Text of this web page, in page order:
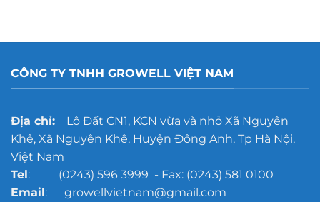
CÔNG TY TNHH GROWELL VIỆT NAM
Địa chỉ:Lô Đất CN1, KCN vừa và nhỏ Xã Nguyên
Khê, Xã Nguyên Khê, Huyện Đông Anh, Tp Hà Nội,
Việt Nam
Tel: (0243) 596 3999 - Fax: (0243) 581 0100
Email: growellvietnam@gmail.com